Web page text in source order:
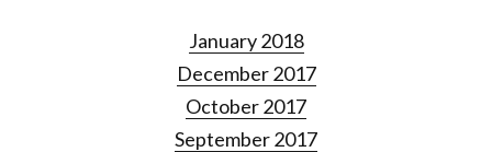
January 2018
December 2017
October 2017
September 2017